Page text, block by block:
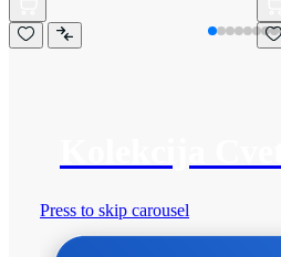
Press to skip carousel